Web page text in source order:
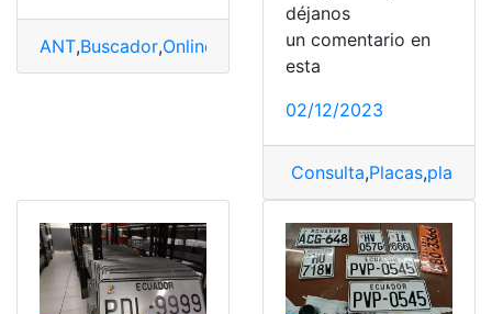
ANT,Buscador,Online vehículos
déjanos
un comentario en
esta
02/12/2023
Consulta,Placas,placas